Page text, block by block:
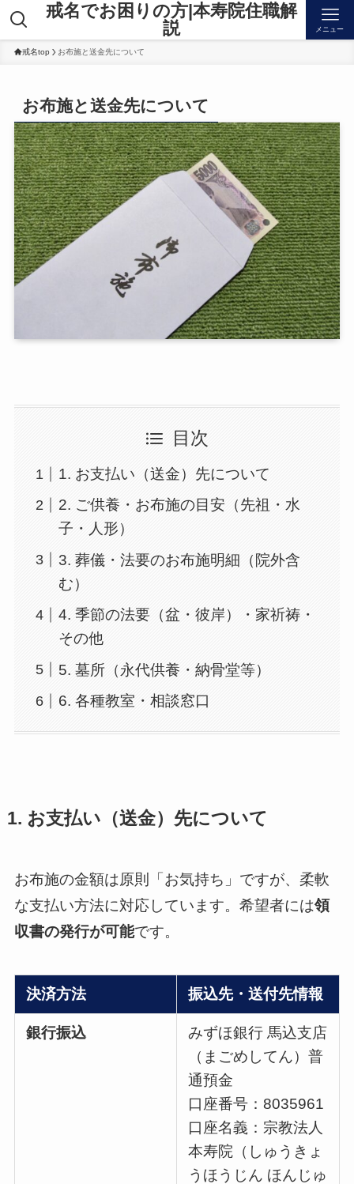
戒名でお困りの方|本寿院住職解
説
メニュー
戒名top お布施と送金先について
お布施と送金先について
目次
1. お支払い（送金）先について
2. ご供養・お布施の目安（先祖・水
子・人形）
3. 葬儀・法要のお布施明細（院外含
む）
4. 季節の法要（盆・彼岸）・家祈祷・
その他
5. 墓所（永代供養・納骨堂等）
6. 各種教室・相談窓口
1. お支払い（送金）先について
お布施の金額は原則「お気持ち」ですが、柔軟
な支払い方法に対応しています。希望者には領
収書の発行が可能です。
決済方法 振込先・送付先情報
銀行振込
みずほ銀行 馬込支店
（まごめしてん）普
通預金
口座番号：8035961
口座名義：宗教法人
本寿院（しゅうきょ
うほうじん ほんじゅ